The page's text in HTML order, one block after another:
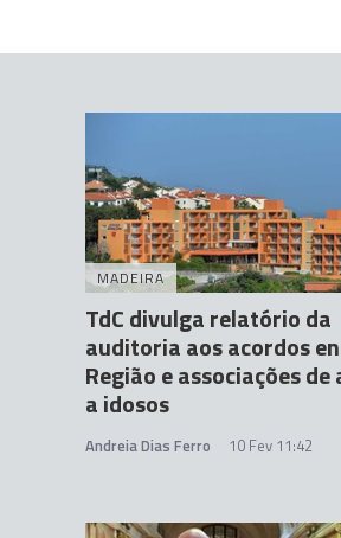
MADEIRA
TdC divulga relatório da
auditoria aos acordos
Região e associações de
a idosos
Andreia Dias Ferro 10 Fev 11:42